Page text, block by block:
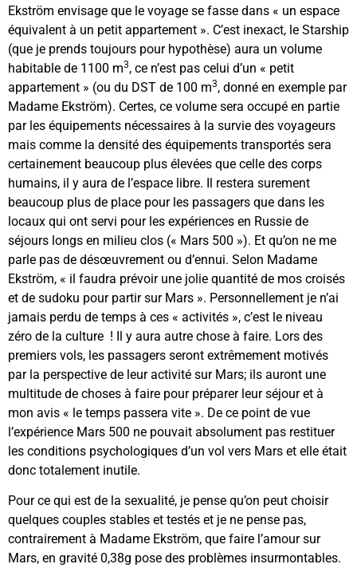
Ekström envisage que le voyage se fasse dans « un espace
équivalent à un petit appartement ». C’est inexact, le Starship
(que je prends toujours pour hypothèse) aura un volume
habitable de 1100 m3, ce n’est pas celui d’un « petit
appartement » (ou du DST de 100 m3, donné en exemple par
Madame Ekström). Certes, ce volume sera occupé en partie
par les équipements nécessaires à la survie des voyageurs
mais comme la densité des équipements transportés sera
certainement beaucoup plus élevées que celle des corps
humains, il y aura de l’espace libre. Il restera surement
beaucoup plus de place pour les passagers que dans les
locaux qui ont servi pour les expériences en Russie de
séjours longs en milieu clos (« Mars 500 »). Et qu’on ne me
parle pas de désœuvrement ou d’ennui. Selon Madame
Ekström, « il faudra prévoir une jolie quantité de mos croisés
et de sudoku pour partir sur Mars ». Personnellement je n’ai
jamais perdu de temps à ces « activités », c’est le niveau
zéro de la culture ! Il y aura autre chose à faire. Lors des
premiers vols, les passagers seront extrêmement motivés
par la perspective de leur activité sur Mars; ils auront une
multitude de choses à faire pour préparer leur séjour et à
mon avis « le temps passera vite ». De ce point de vue
l’expérience Mars 500 ne pouvait absolument pas restituer
les conditions psychologiques d’un vol vers Mars et elle était
donc totalement inutile.
Pour ce qui est de la sexualité, je pense qu’on peut choisir
quelques couples stables et testés et je ne pense pas,
contrairement à Madame Ekström, que faire l’amour sur
Mars, en gravité 0,38g pose des problèmes insurmontables.